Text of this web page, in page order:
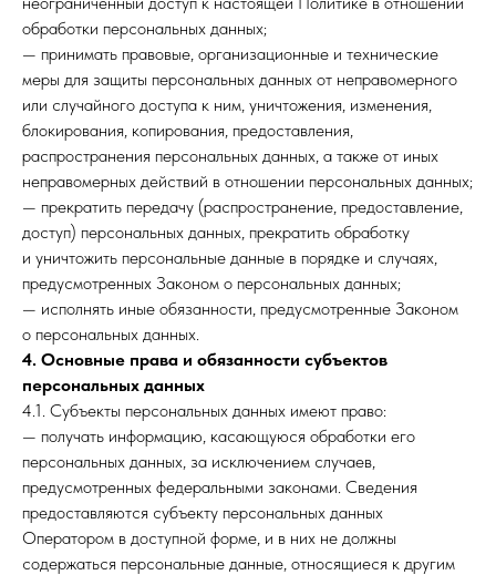
обработки персональных данных;
— принимать правовые, организационные и технические
меры для защиты персональных данных от неправомерного
или случайного доступа к ним, уничтожения, изменения,
блокирования, копирования, предоставления,
распространения персональных данных, а также от иных
неправомерных действий в отношении персональных данных;
— прекратить передачу (распространение, предоставление,
доступ) персональных данных, прекратить обработку
и уничтожить персональные данные в порядке и случаях,
предусмотренных Законом о персональных данных;
— исполнять иные обязанности, предусмотренные Законом
о персональных данных.
4. Основные права и обязанности субъектов
персональных данных
4.1. Субъекты персональных данных имеют право:
— получать информацию, касающуюся обработки его
персональных данных, за исключением случаев,
предусмотренных федеральными законами. Сведения
предоставляются субъекту персональных данных
Оператором в доступной форме, и в них не должны
содержаться персональные данные, относящиеся к другим